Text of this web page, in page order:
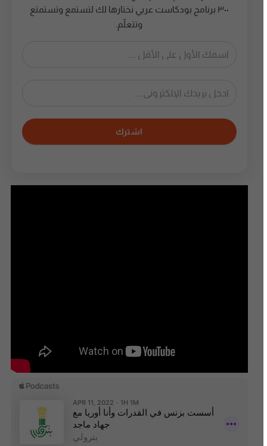
٣٠٠ برنامج بودكاست عربي نختارها لك لتستمع وتستمتع
وتتعلّم.
اشترك